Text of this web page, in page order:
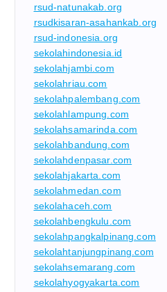
rsud-natunakab.org
rsudkisaran-asahankab.org
rsud-indonesia.org
sekolahindonesia.id
sekolahjambi.com
sekolahriau.com
sekolahpalembang.com
sekolahlampung.com
sekolahsamarinda.com
sekolahbandung.com
sekolahdenpasar.com
sekolahjakarta.com
sekolahmedan.com
sekolahaceh.com
sekolahbengkulu.com
sekolahpangkalpinang.com
sekolahtanjungpinang.com
sekolahsemarang.com
sekolahyogyakarta.com